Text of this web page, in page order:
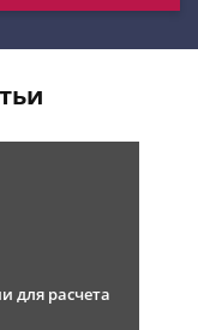
для расчета